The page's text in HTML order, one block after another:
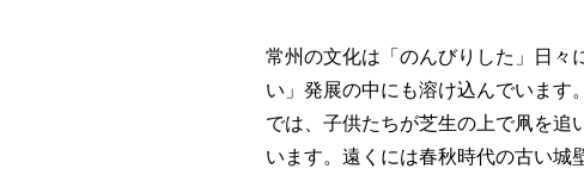
常州の文化は「のんびりした」日々
い」発展の中にも溶け込んでいます
では、子供たちが芝生の上で凧を追
います。遠くには春秋時代の古い城